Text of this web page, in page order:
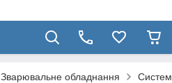
Зварювальне обладнання